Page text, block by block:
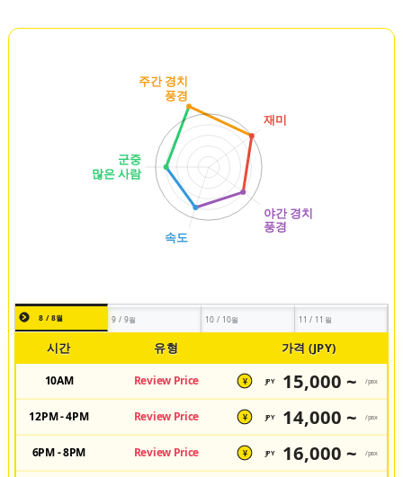
8 / 8월 9 / 9월 10 / 10월 11 / 11월
시간 유형 가격 (JPY)
10AM Review Price ¥ JPY 15,000 ~ /pax
12PM - 4PM Review Price ¥ JPY 14,000 ~ /pax
6PM - 8PM Review Price ¥ JPY 16,000 ~ /pax